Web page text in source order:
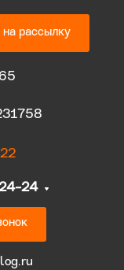
на рассылку
24